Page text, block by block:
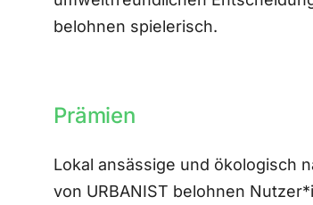
belohnen spielerisch.
Prämien
Lokal ansässige und ökologisch
von URBANIST belohnen